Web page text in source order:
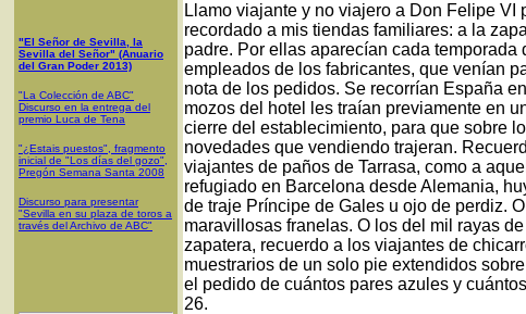
"El Señor de Sevilla, la
Sevilla del Señor" (Anuario
del Gran Poder 2013)
"La Colección de ABC"
Discurso en la entrega del
premio Luca de Tena
"¿Estais puestos", fragmento
inicial de "Los días del gozo",
Pregón Semana Santa 2008
Discurso para presentar
"Sevilla en su plaza de toros a
través del Archivo de ABC"
Llamo viajante y no viajero a Don Felipe
recordado a mis tiendas familiares: a la
padre. Por ellas aparecían cada
empleados de los fabricantes, que venían
nota de los pedidos. Se recorrían España
mozos del hotel les traían previamente en
cierre del establecimiento, para que sobre
novedades que vendiendo trajeran.
viajantes de paños de Tarrasa, como a
refugiado en Barcelona desde Alemania,
de traje Príncipe de Gales u ojo de perdiz.
maravillosas franelas. O los del mil rayas
zapatera, recuerdo a los viajantes de
muestrarios de un solo pie extendidos
el pedido de cuántos pares azules y
26.